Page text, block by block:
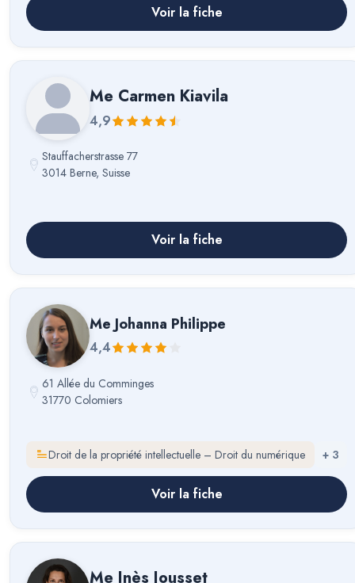
Voir la fiche
Me Carmen Kiavila
4,9
Stauffacherstrasse 77
3014 Berne, Suisse
Voir la fiche
Me Johanna Philippe
4,4
61 Allée du Comminges
31770 Colomiers
Droit de la propriété intellectuelle – Droit du numérique + 3
Voir la fiche
Me Inès Jousset